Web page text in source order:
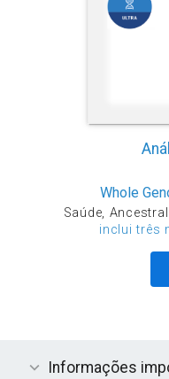
Whole
Saúde,
inclui três
Informações